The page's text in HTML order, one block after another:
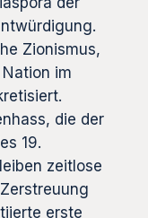
Zionismus,
im
die der
19.
zeitlose
erste